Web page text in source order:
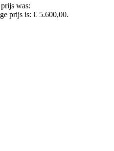
was:
prijs is: € 5.600,00.